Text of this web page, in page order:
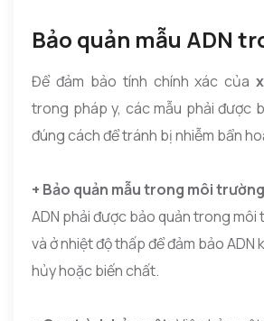
Bảo quản mẫu ADN
Để đảm bảo tính chính xác của
trong pháp y, các mẫu phải được
đúng cách để tránh bị nhiễm bẩn
+ Bảo quản mẫu trong môi
ADN phải được bảo quản trong
và ở nhiệt độ thấp để đảm bảo ADN
hủy hoặc biến chất.